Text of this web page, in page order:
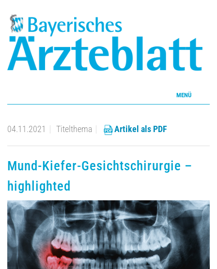
MENÜ
Aktuelles Heft
CME
Archiv
04.11.2021 Titelthema Artikel als PDF
Mund-Kiefer-Gesichtschirurgie –
highlighted